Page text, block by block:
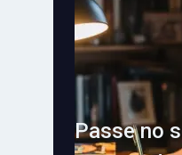
Passe no